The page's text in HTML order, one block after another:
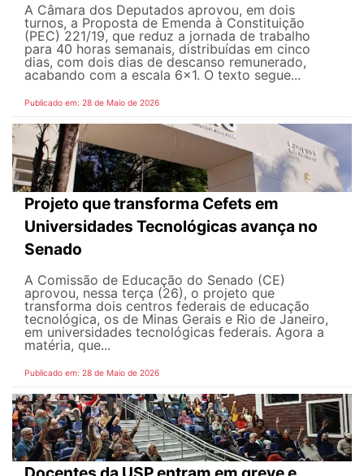
A Câmara dos Deputados aprovou, em dois
turnos, a Proposta de Emenda à Constituição
(PEC) 221/19, que reduz a jornada de trabalho
para 40 horas semanais, distribuídas em cinco
dias, com dois dias de descanso remunerado,
acabando com a escala 6x1. O texto segue...
Publicado em: 28 de Maio de 2026
Projeto que transforma Cefets em
Universidades Tecnológicas avança no
Senado
A Comissão de Educação do Senado (CE)
aprovou, nessa terça (26), o projeto que
transforma dois centros federais de educação
tecnológica, os de Minas Gerais e Rio de Janeiro,
em universidades tecnológicas federais. Agora a
matéria, que...
Publicado em: 28 de Maio de 2026